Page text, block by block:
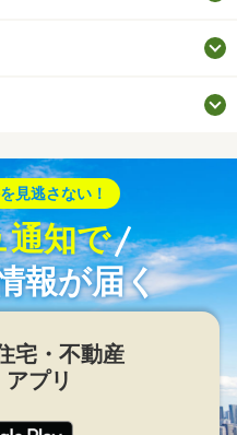
見逃さない！
通知で
報が届く
宅・不動産
アプリ